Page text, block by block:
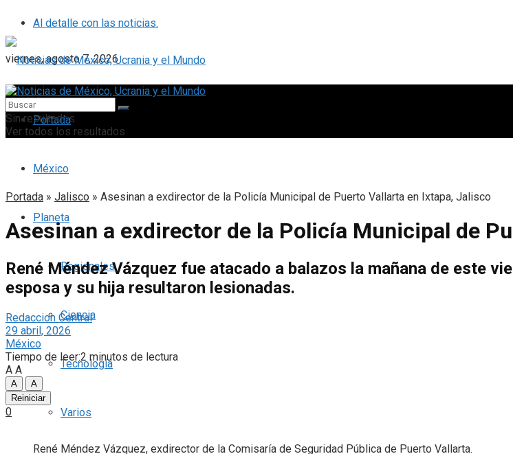
Al detalle con las noticias.
viernes, agosto 7, 2026
Portada
México
Planeta
Regionales
Ciencia
Tecnología
Varios
Sin resultados
Ver todos los resultados
Portada » Jalisco » Asesinan a exdirector de la Policía Municipal de Puerto Vallarta en Ixtapa, Jalisco
Asesinan a exdirector de la Policía Municipal de
René Méndez Vázquez fue atacado a balazos la mañana de este
esposa y su hija resultaron lesionadas.
Redaccion Central
29 abril, 2026
México
Tiempo de leer:2 minutos de lectura
A A
A
A
Reiniciar
0
René Méndez Vázquez, exdirector de la Comisaría de Seguridad Pública de Puerto Vallarta.